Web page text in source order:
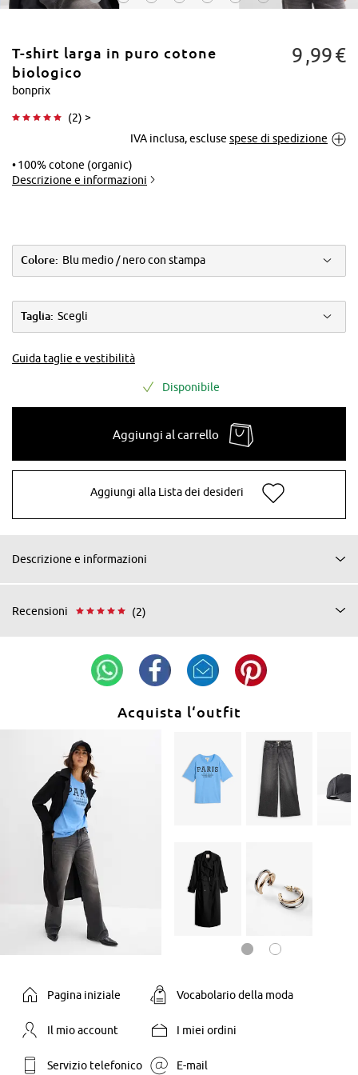
ingrandire
T-shirt larga in puro cotone
biologico
bonprix
(2) >
9 99€
IVA inclusa, escluse spese di spedizione
100% cotone (organic)
Descrizione e informazioni
Colore: Blu medio / nero con stampa
Taglia: Scegli
Guida taglie e vestibilità
Disponibile
Aggiungi al carrello
Aggiungi alla Lista dei desideri
Descrizione e informazioni
Recensioni (2)
Acquista l‘outfit
Pagina iniziale Vocabolario della moda
Il mio account I miei ordini
Servizio telefonico E-mail